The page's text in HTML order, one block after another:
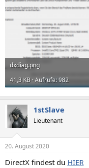
dxdiag.png
41,3 KB · Aufrufe: 982
1stSlave
Lieutenant
20. August 2020
DirectX findest du HIER